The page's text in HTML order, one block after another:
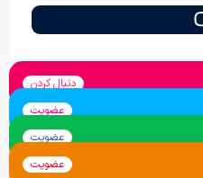
دنبال کردن
عضویت
عضویت
عضویت